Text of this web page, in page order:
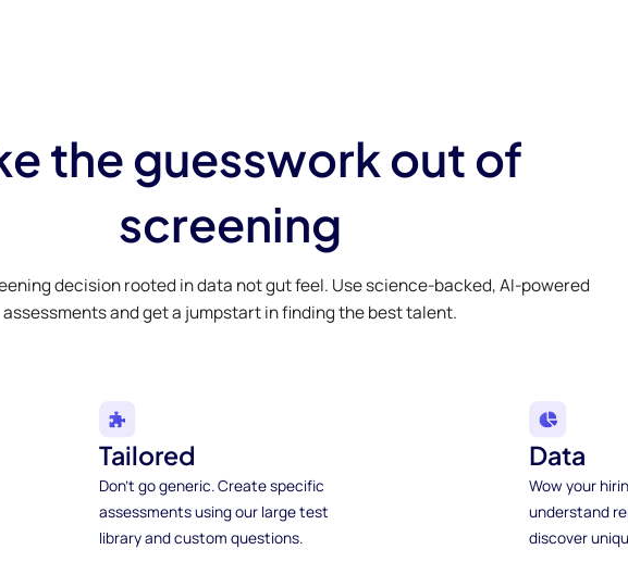
the guesswork out of
screening
decision rooted in data not gut feel. Use science-backed, AI-powered
assessments and get a jumpstart in finding the best talent.
Tailored
Don't go generic. Create specific
assessments using our large test
library and custom questions.
Data
Wow your
understand
discover